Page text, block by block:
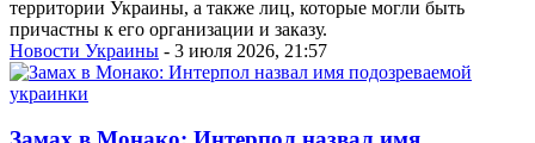
территории Украины, а также лиц, которые могли быть
причастны к его организации и заказу.
Новости Украины - 3 июля 2026, 21:57